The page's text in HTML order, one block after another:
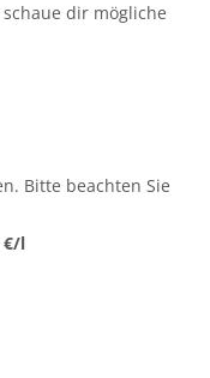
dir mögliche
Bitte beachten Sie
€/l